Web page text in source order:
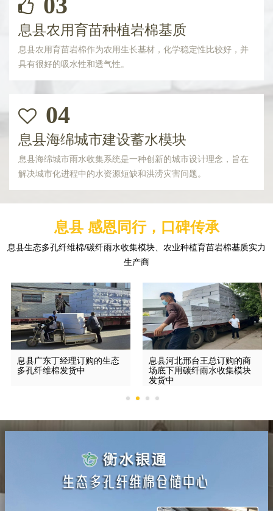
息县农用育苗种植岩棉基质
息县农用育苗岩棉作为农用生长基材，化学稳定性比较好，并
具有很好的吸水性和透气性。
04
息县海绵城市建设蓄水模块
息县海绵城市雨水收集系统是一种创新的城市设计理念，旨在
解决城市化进程中的水资源短缺和洪涝灾害问题。
息县 感恩同行，口碑传承
息县生态多孔纤维棉/碳纤雨水收集模块、农业种植育苗岩棉基质实力
生产商
息县广东丁经理订购的生态
多孔纤维棉发货中
息县河北邢台王总订购的商
场底下用碳纤雨水收集模块
发货中